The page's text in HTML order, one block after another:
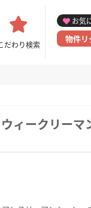
だわり検索
お気
物件リ
ィークリーマ